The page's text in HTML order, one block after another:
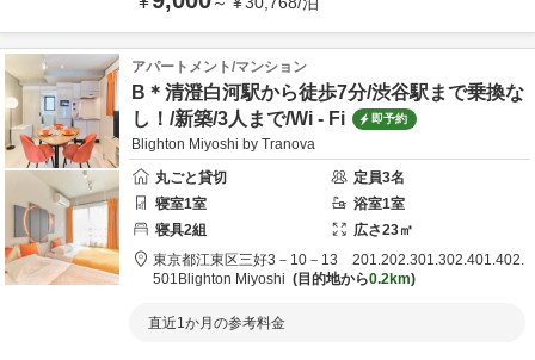
アパートメント/マンション
B＊清澄白河駅から徒歩7分/渋谷駅まで乗換な
し！/新築/3人まで/Wi - Fi
即予約
Blighton Miyoshi by Tranova
丸ごと貸切
定員3名
寝室1室 浴室1室
寝具2組 広さ23㎡
東京都江東区三好3－10－13 201.202.301.302.401.402.
501 Blighton Miyoshi 目的地から0.2km
直近1か月の参考料金